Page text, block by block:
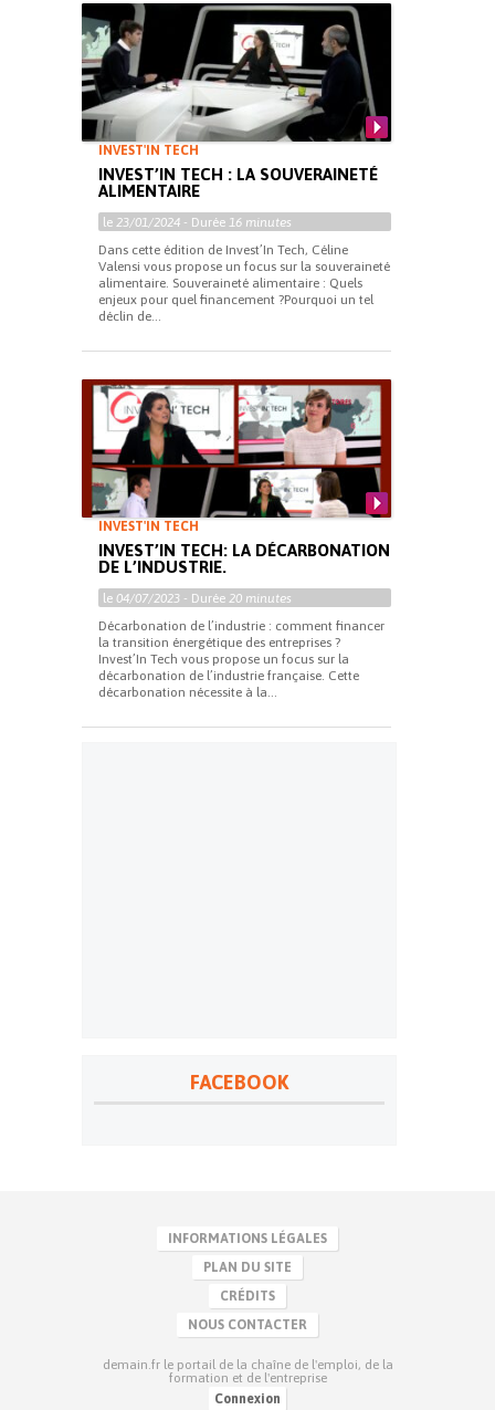
INVEST'IN TECH
INVEST’IN TECH : LA SOUVERAINETÉ
ALIMENTAIRE
le 23/01/2024 - Durée 16 minutes
Dans cette édition de Invest’In Tech, Céline
Valensi vous propose un focus sur la souveraineté
alimentaire. Souveraineté alimentaire : Quels
enjeux pour quel financement ?Pourquoi un tel
déclin de...
INVEST'IN TECH
INVEST’IN TECH: LA DÉCARBONATION
DE L’INDUSTRIE.
le 04/07/2023 - Durée 20 minutes
Décarbonation de l’industrie : comment financer
la transition énergétique des entreprises ?
Invest’In Tech vous propose un focus sur la
décarbonation de l’industrie française. Cette
décarbonation nécessite à la...
FACEBOOK
INFORMATIONS LÉGALES
PLAN DU SITE
CRÉDITS
NOUS CONTACTER
demain.fr le portail de la chaîne de l'emploi, de la
formation et de l'entreprise
Connexion